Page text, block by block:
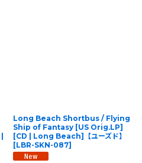
Long Beach Shortbus / Flying
Ship of Fantasy [US Orig.LP]
[CD | Long Beach]【ユーズド】
[LBR-SKN-087]